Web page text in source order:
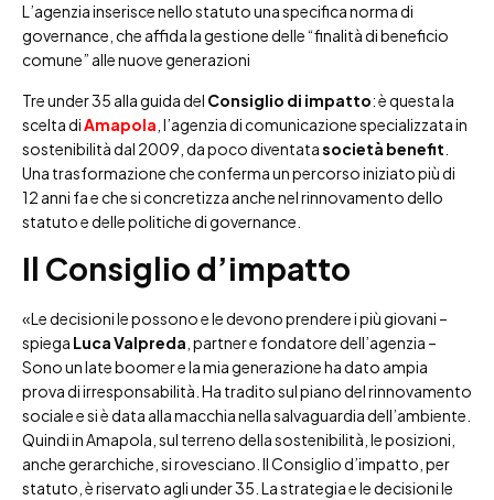
L’agenzia inserisce nello statuto una specifica norma di
governance, che affida la gestione delle “finalità di beneficio
comune” alle nuove generazioni
Tre under 35 alla guida del Consiglio di impatto: è questa la
scelta diAmapola , l’agenzia di comunicazione specializzata in
sostenibilità dal 2009, da poco diventatasocietà benefit
Una trasformazione che conferma un percorso iniziato più di
12 anni fa e che si concretizza anche nel rinnovamento dello
statuto e delle politiche di governance.
Il Consiglio d’impatto
«Le decisioni le possono e le devono prendere i più giovani –
spiega Luca Valpreda , partner e fondatore dell’agenzia –
Sono un late boomer e la mia generazione ha dato ampia
prova di irresponsabilità. Ha tradito sul piano del rinnovamento
sociale e si è data alla macchia nella salvaguardia dell’ambiente.
Quindi in Amapola, sul terreno della sostenibilità, le posizioni,
anche gerarchiche, si rovesciano. Il Consiglio d’impatto, per
statuto, è riservato agli under 35. La strategia e le decisioni le